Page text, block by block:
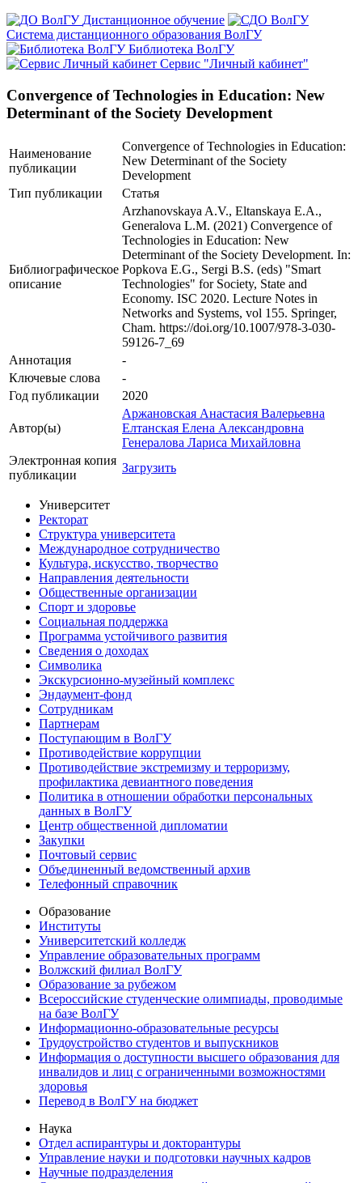
Дистанционное обучение
Система дистанционного образования ВолГУ
Библиотека ВолГУ
Сервис "Личный кабинет"
Convergence of Technologies in Education: New
Determinant of the Society Development
Наименование
публикации
Convergence of Technologies in Education:
New Determinant of the Society
Development
Тип публикации
Статья
Библиографическое
описание
Arzhanovskaya A.V., Eltanskaya E.A.,
Generalova L.M. (2021) Convergence of
Technologies in Education: New
Determinant of the Society Development. In:
Popkova E.G., Sergi B.S. (eds) "Smart
Technologies" for Society, State and
Economy. ISC 2020. Lecture Notes in
Networks and Systems, vol 155. Springer,
Cham. https://doi.org/10.1007/978-3-030-
59126-7_69
Аннотация
-
Ключевые cлова
-
Год публикации
2020
Автор(ы)
Аржановская Анастасия Валерьевна
Елтанская Елена Александровна
Генералова Лариса Михайловна
Электронная копия
публикации
Загрузить
Университет
Ректорат
Структура университета
Международное сотрудничество
Культура, искусство, творчество
Направления деятельности
Общественные организации
Спорт и здоровье
Социальная поддержка
Программа устойчивого развития
Сведения о доходах
Символика
Экскурсионно-музейный комплекс
Эндаумент-фонд
Сотрудникам
Партнерам
Поступающим в ВолГУ
Противодействие коррупции
Противодействие экстремизму и терроризму,
профилактика девиантного поведения
Политика в отношении обработки персональных
данных в ВолГУ
Центр общественной дипломатии
Закупки
Почтовый сервис
Объединенный ведомственный архив
Телефонный справочник
Образование
Институты
Университетский колледж
Управление образовательных программ
Волжский филиал ВолГУ
Образование за рубежом
Всероссийские студенческие олимпиады, проводимые
на базе ВолГУ
Информационно-образовательные ресурсы
Трудоустройство студентов и выпускников
Информация о доступности высшего образования для
инвалидов и лиц с ограниченными возможностями
здоровья
Перевод в ВолГУ на бюджет
Наука
Отдел аспирантуры и докторантуры
Управление науки и подготовки научных кадров
Научные подразделения